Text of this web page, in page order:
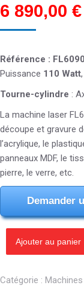
6 890,00 €
Référence :
Puissance 110 Watt
Tourne-cylindre :
La machine laser
découpe et gravure
l’acrylique, le
panneaux MDF, le
pierre, le verre, etc.
Demander
Ajouter au panier
Catégorie :